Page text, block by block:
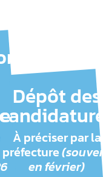
Dépôt des
À préciser par la
préfecture
en février)